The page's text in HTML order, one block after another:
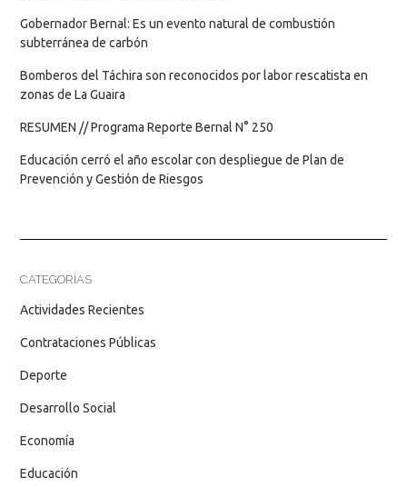
Gobernador Bernal: Es un evento natural de combustión
subterránea de carbón
Bomberos del Táchira son reconocidos por labor rescatista en
zonas de La Guaira
RESUMEN // Programa Reporte Bernal N° 250
Educación cerró el año escolar con despliegue de Plan de
Prevención y Gestión de Riesgos
CATEGORÍAS
Actividades Recientes
Contrataciones Públicas
Deporte
Desarrollo Social
Economía
Educación